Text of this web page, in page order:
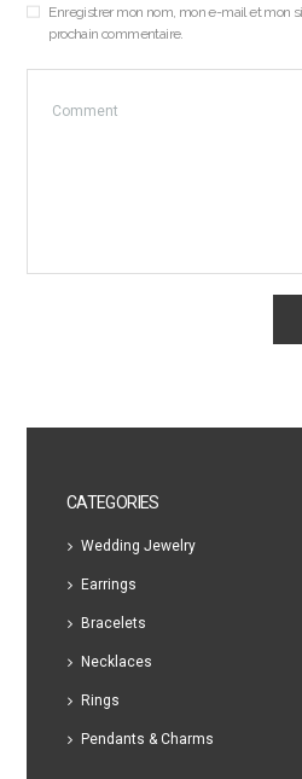
Enregistrer mon nom, mon e-mail et mon
prochain commentaire.
CATEGORIES
Wedding Jewelry
Earrings
Bracelets
Necklaces
Rings
Pendants & Charms